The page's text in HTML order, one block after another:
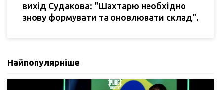
вихід Судакова: "Шахтарю необхідно
знову формувати та оновлювати склад".
Найпопулярніше